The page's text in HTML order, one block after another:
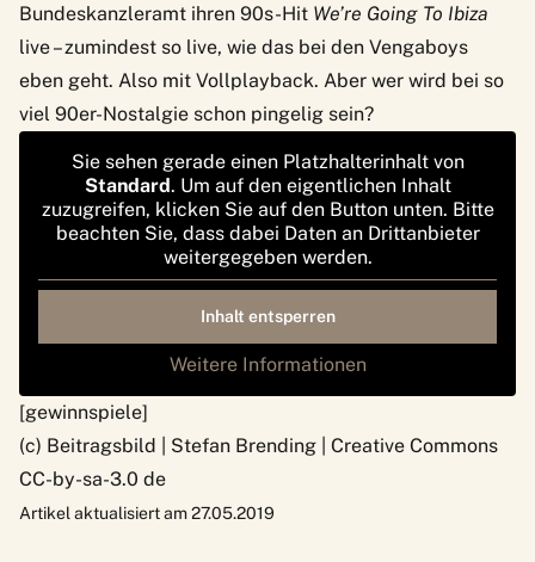
Bundeskanzleramt ihren 90s-Hit We’re Going To Ibiza
live – zumindest so live, wie das bei den Vengaboys
eben geht. Also mit Vollplayback. Aber wer wird bei so
viel 90er-Nostalgie schon pingelig sein?
Sie sehen gerade einen Platzhalterinhalt von
Standard. Um auf den eigentlichen Inhalt
zuzugreifen, klicken Sie auf den Button unten. Bitte
beachten Sie, dass dabei Daten an Drittanbieter
weitergegeben werden.
Inhalt entsperren
Weitere Informationen
[gewinnspiele]
(c) Beitragsbild | Stefan Brending | Creative Commons
CC-by-sa-3.0 de
Artikel aktualisiert am 27.05.2019